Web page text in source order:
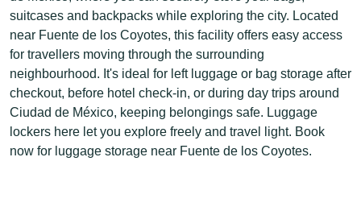
suitcases and backpacks while exploring the city. Located
near Fuente de los Coyotes, this facility offers easy access
for travellers moving through the surrounding
neighbourhood. It's ideal for left luggage or bag storage after
checkout, before hotel check-in, or during day trips around
Ciudad de México, keeping belongings safe. Luggage
lockers here let you explore freely and travel light. Book
now for luggage storage near Fuente de los Coyotes.